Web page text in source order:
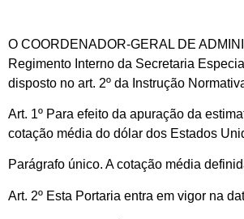
O COORDENADOR-GERAL DE
Regimento Interno da Secretaria
disposto no art. 2º da Instrução
Art. 1º Para efeito da apuração da
cotação média do dólar dos Estados
Parágrafo único. A cotação média
Art. 2º Esta Portaria entra em vigor na